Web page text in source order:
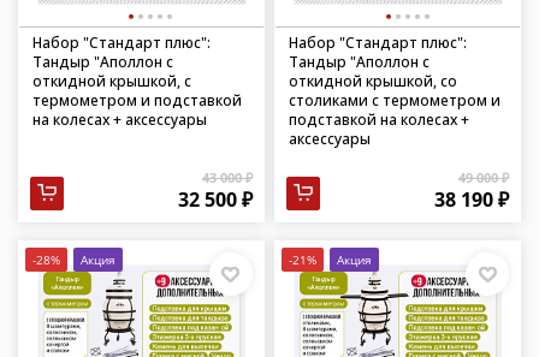
Набор "Стандарт плюс":
Тандыр "Аполлон с
откидной крышкой, с
термометром и подставкой
на колесах + аксессуары
43 000 ₽
32 500 ₽
Набор "Стандарт плюс":
Тандыр "Аполлон с
откидной крышкой, со
столиками с термометром и
подставкой на колесах +
аксессуары
49 000 ₽
38 190 ₽
-28% Акция -21% Акция